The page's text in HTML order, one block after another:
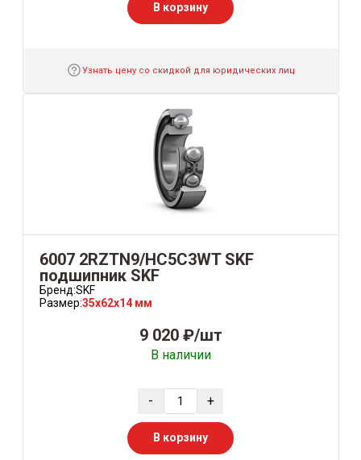
В корзину
Узнать цену со скидкой для юридических лиц
6007 2RZTN9/HC5C3WT SKF
подшипник SKF
Бренд:SKF
Размер:35x62x14 мм
9 020 ₽/шт
В наличии
- +
В корзину